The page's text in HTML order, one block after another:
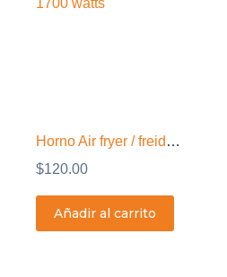
Horno Air fryer / freidora de aire de 1700 watts
$120.00
Añadir al carrito